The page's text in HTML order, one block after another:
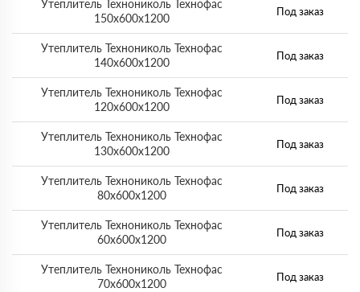
Утеплитель Технониколь Технофас
150х600х1200
Под заказ
Утеплитель Технониколь Технофас
140х600х1200
Под заказ
Утеплитель Технониколь Технофас
120х600х1200
Под заказ
Утеплитель Технониколь Технофас
130х600х1200
Под заказ
Утеплитель Технониколь Технофас
80х600х1200
Под заказ
Утеплитель Технониколь Технофас
60х600х1200
Под заказ
Утеплитель Технониколь Технофас
70х600х1200
Под заказ